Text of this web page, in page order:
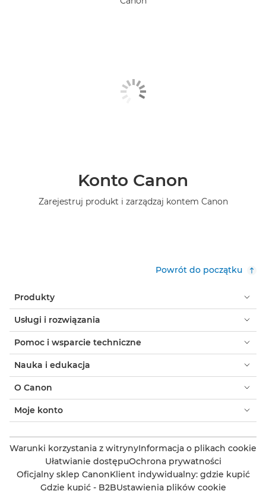
Konto Canon
Zarejestruj produkt i zarządzaj kontem Canon
Powrót do początku
Produkty
Usługi i rozwiązania
Pomoc i wsparcie techniczne
Nauka i edukacja
O Canon
Moje konto
Warunki korzystania z witrynyInformacja o plikach cookie
Ułatwianie dostępuOchrona prywatności
Oficjalny sklep CanonKlient indywidualny: gdzie kupić
Gdzie kupić - B2BUstawienia plików cookie